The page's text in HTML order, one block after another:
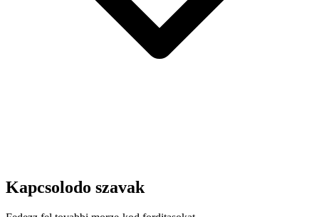
Kapcsolodo szavak